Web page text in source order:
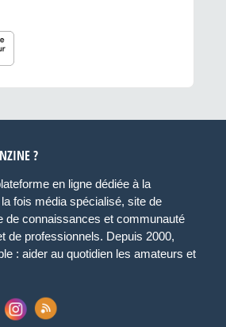
?
en ligne dédiée à la
la fois média spécialisé, site de
de connaissances et communauté
de professionnels. Depuis 2000,
: aider au quotidien les amateurs et